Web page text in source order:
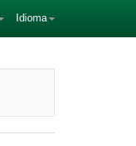
Idioma